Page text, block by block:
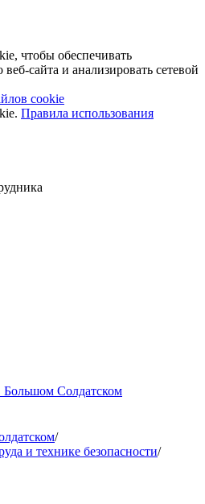
чтобы обеспечивать
сайта и анализировать сетевой
cookie
Правила использования
Большом Солдатском
/
и технике безопасности/